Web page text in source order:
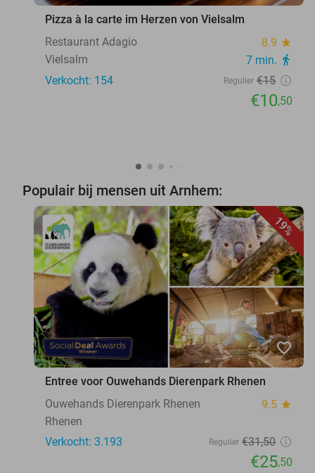
Pizza à la carte im Herzen von Vielsalm
Restaurant Adagio
8.9 star
Vielsalm 7 min. directions_walk
Verkocht: 154 Regulier €15
€10,50
Populair bij mensen uit Arnhem:
19%
favorite_border
Entree voor Ouwehands Dierenpark Rhenen
Ouwehands Dierenpark Rhenen
9.5 star
Rhenen
Verkocht: 3.193
Regulier €31,50
€25,50